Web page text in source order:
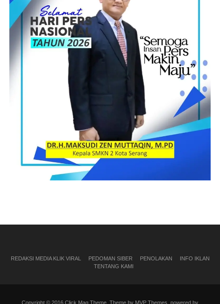
REDAKSI MEDIA KLIK VIRAL PEDOMAN SIBER PENOLAKAN
INFO IKLAN
TENTANG KAMI
Copyright © 2016 Click Mag Theme. Theme by MVP Themes, powered by